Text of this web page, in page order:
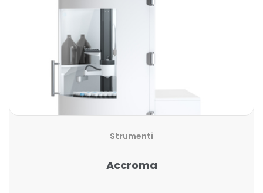
Strumenti
Accroma